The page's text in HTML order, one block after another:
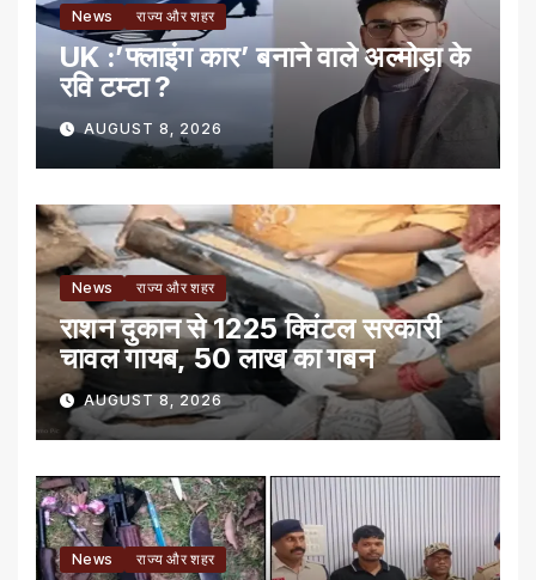
News राज्य और शहर
UK :’फ्लाइंग कार’ बनाने वाले अल्मोड़ा के
रवि टम्टा ?
AUGUST 8, 2026
News राज्य और शहर
राशन दुकान से 1225 क्विंटल सरकारी
चावल गायब, 50 लाख का गबन
AUGUST 8, 2026
News राज्य और शहर